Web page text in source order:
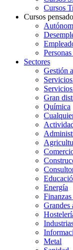
Cursos
Cursos
Sectores
Gestión
Gran
Química
Energía
Grandes
Metal